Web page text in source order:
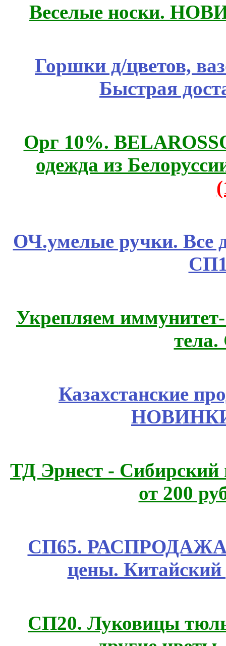
Веселые носки.
Горшки д/цветов,
Быстрая
Орг 10%.
одежда из
ОЧ.умелые ручки. Все
Укрепляем
Казахстанские
ТД Эрнест - Сибирский
от 200
СП65. РАСПРОДАЖА!
цены.
СП20. Луковицы